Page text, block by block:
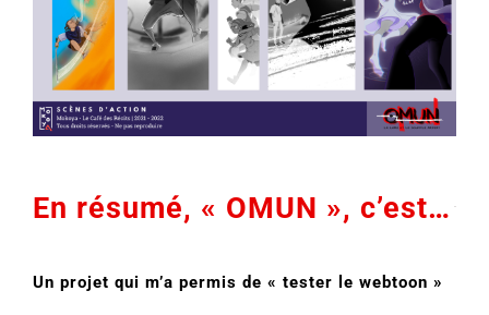
En résumé, « OMUN », c’est…
Un projet qui m’a permis de « tester le webtoon »